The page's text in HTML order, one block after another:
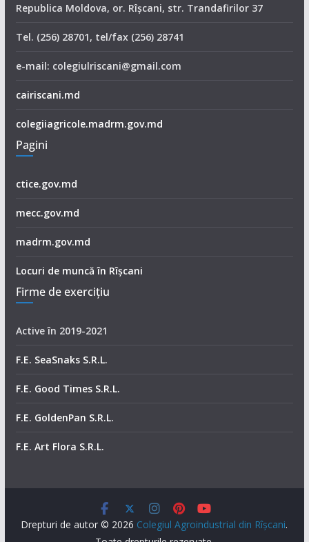
Republica Moldova, or. Rîşcani, str. Trandafirilor 37
Tel. (256) 28701, tel/fax (256) 28741
e-mail: colegiulriscani@gmail.com
cairiscani.md
colegiiagricole.madrm.gov.md
Pagini
ctice.gov.md
mecc.gov.md
madrm.gov.md
Locuri de muncă în Rîșcani
Firme de exerciţiu
Active în 2019-2021
F.E. SeaSnaks S.R.L.
F.E. Good Times S.R.L.
F.E. GoldenPan S.R.L.
F.E. Art Flora S.R.L.
Drepturi de autor © 2026 Colegiul Agroindustrial din Rîşcani.